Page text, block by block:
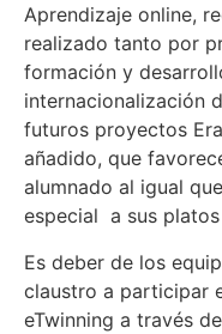
Aprendizaje online,
realizado tanto por
formación y
internacionalización
futuros proyectos
añadido, que
alumnado al igual
especial a sus
Es deber de los
claustro a participar
eTwinning a través